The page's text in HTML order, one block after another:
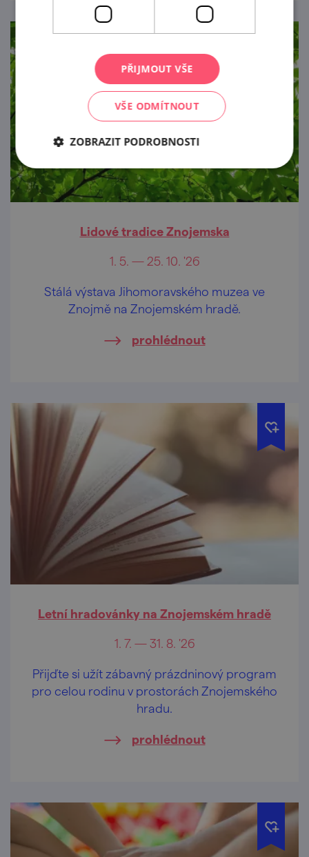
Lidové tradice Znojemska
1. 5. — 25. 10. '26
Stálá výstava Jihomoravského muzea ve
Znojmě na Znojemském hradě.
prohlédnout
Letní hradovánky na Znojemském hradě
1. 7. — 31. 8. '26
Přijďte si užít zábavný prázdninový program
pro celou rodinu v prostorách Znojemského
hradu.
prohlédnout
PŘIJMOUT VŠE
VŠE ODMÍTNOUT
ZOBRAZIT PODROBNOSTI